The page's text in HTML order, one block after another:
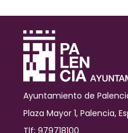
Ayuntamiento de
Plaza Mayor 1, Palencia,